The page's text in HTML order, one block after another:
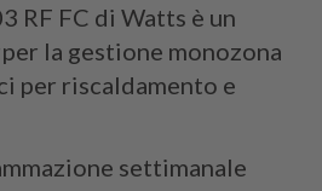
RF FC di Watts è un
la gestione monozona
per riscaldamento e
settimanale